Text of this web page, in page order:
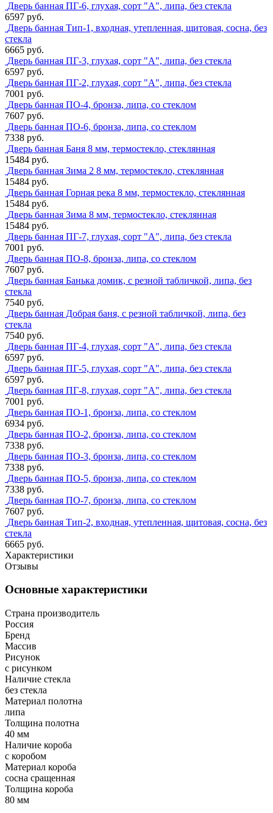
Дверь банная ПГ-6, глухая, сорт "А", липа, без стекла
6597 руб.
Дверь банная Тип-1, входная, утепленная, щитовая, сосна, без
стекла
6665 руб.
Дверь банная ПГ-3, глухая, сорт "А", липа, без стекла
6597 руб.
Дверь банная ПГ-2, глухая, сорт "А", липа, без стекла
7001 руб.
Дверь банная ПО-4, бронза, липа, со стеклом
7607 руб.
Дверь банная ПО-6, бронза, липа, со стеклом
7338 руб.
Дверь банная Баня 8 мм, термостекло, стеклянная
15484 руб.
Дверь банная Зима 2 8 мм, термостекло, стеклянная
15484 руб.
Дверь банная Горная река 8 мм, термостекло, стеклянная
15484 руб.
Дверь банная Зима 8 мм, термостекло, стеклянная
15484 руб.
Дверь банная ПГ-7, глухая, сорт "А", липа, без стекла
7001 руб.
Дверь банная ПО-8, бронза, липа, со стеклом
7607 руб.
Дверь банная Банька домик, с резной табличкой, липа, без
стекла
7540 руб.
Дверь банная Добрая баня, с резной табличкой, липа, без
стекла
7540 руб.
Дверь банная ПГ-4, глухая, сорт "А", липа, без стекла
6597 руб.
Дверь банная ПГ-5, глухая, сорт "А", липа, без стекла
6597 руб.
Дверь банная ПГ-8, глухая, сорт "А", липа, без стекла
7001 руб.
Дверь банная ПО-1, бронза, липа, со стеклом
6934 руб.
Дверь банная ПО-2, бронза, липа, со стеклом
7338 руб.
Дверь банная ПО-3, бронза, липа, со стеклом
7338 руб.
Дверь банная ПО-5, бронза, липа, со стеклом
7338 руб.
Дверь банная ПО-7, бронза, липа, со стеклом
7607 руб.
Дверь банная Тип-2, входная, утепленная, щитовая, сосна, без
стекла
6665 руб.
Характеристики
Отзывы
Основные характеристики
Страна производитель
Россия
Бренд
Массив
Рисунок
с рисунком
Наличие стекла
без стекла
Материал полотна
липа
Толщина полотна
40 мм
Наличие короба
с коробом
Материал короба
сосна сращенная
Толщина короба
80 мм